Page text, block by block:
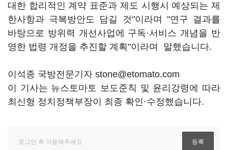
대한 합리적인 계약 표준과 제도 시행시 예상되는 제
한사항과 극복방안도 담길 것"이라며 "연구 결과를
바탕으로 방위력 개선사업에 구독·서비스 개념을 반
영한 법령 개정을 추진할 계획"이라며 말했습니다.
이석종 국방전문기자 stone@etomato.com
이 기사는 뉴스토마토 보도준칙 및 윤리강령에 따라
최신형 정치정책부장이 최종 확인·수정했습니다.